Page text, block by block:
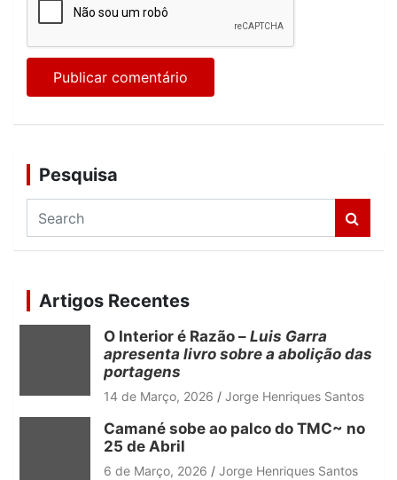
Pesquisa
a
c
h
Artigos Recentes
O Interior é Razão – Luis Garra
apresenta livro sobre a abolição das
portagens
14 de Março, 2026 Jorge Henriques Santos
Camané sobe ao palco do TMC~ no
25 de Abril
6 de Março, 2026 Jorge Henriques Santos